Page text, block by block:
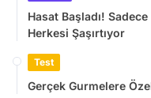
Hasat Başladı!
Herkesi Şaşırtıyor
Test
Gerçek Gurmelere